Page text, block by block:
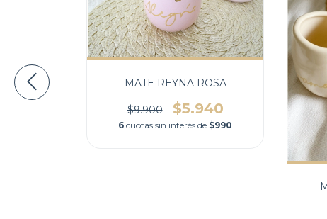
500cc MATE REYNA ROSA
$9.900 $5.940
6 cuotas sin interés de $990